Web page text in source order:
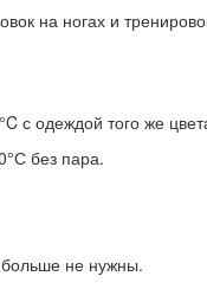
на ногах и
с одеждой того же
без пара.
не нужны.